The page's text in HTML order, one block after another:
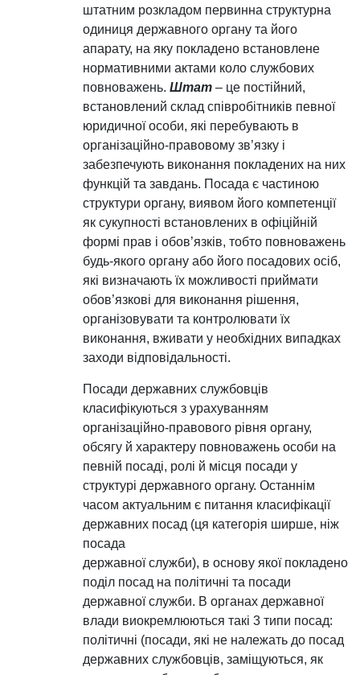
штатним розкладом первинна структурна
одиниця державного органу та його
апарату, на яку покладено встановлене
нормативними актами коло службових
повноважень. Штат – це постійний,
встановлений склад співробітників певної
юридичної особи, які перебувають в
організаційно-правовому зв’язку і
забезпечують виконання покладених на них
функцій та завдань. Посада є частиною
структури органу, виявом його компетенції
як сукупності встановлених в офіційній
формі прав і обов’язків, тобто повноважень
будь-якого органу або його посадових осіб,
які визначають їх можливості приймати
обов’язкові для виконання рішення,
організовувати та контролювати їх
виконання, вживати у необхідних випадках
заходи відповідальності.
Посади державних службовців
класифікуються з урахуванням
організаційно-правового рівня органу,
обсягу й характеру повноважень особи на
певній посаді, ролі й місця посади у
структурі державного органу. Останнім
часом актуальним є питання класифікації
державних посад (ця категорія ширше, ніж
посада
державної служби), в основу якої покладено
поділ посад на політичні та посади
державної служби. В органах державної
влади виокремлюються такі 3 типи посад:
політичні (посади, які не належать до посад
державних службовців, заміщуються, як